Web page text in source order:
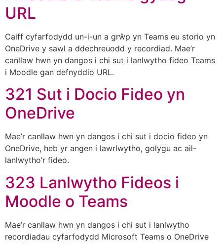
URL
Caiff cyfarfodydd un-i-un a grŵp yn Teams eu storio yn
OneDrive y sawl a ddechreuodd y recordiad. Mae’r
canllaw hwn yn dangos i chi sut i lanlwytho fideo Teams
i Moodle gan defnyddio URL.
321 Sut i Docio Fideo yn
OneDrive
Mae’r canllaw hwn yn dangos i chi sut i docio fideo yn
OneDrive, heb yr angen i lawrlwytho, golygu ac ail-
lanlwytho’r fideo.
323 Lanlwytho Fideos i
Moodle o Teams
Mae’r canllaw hwn yn dangos i chi sut i lanlwytho
recordiadau cyfarfodydd Microsoft Teams o OneDrive